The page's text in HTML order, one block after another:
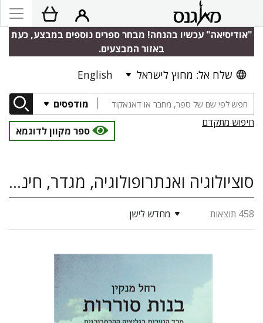
"אודיסיאה" עכשיו בהנחה! מבחר ספרים נוספים במבצע, כעת
באזור המבצעים.
שלח אל: מחוץ לישראל English
מודפסים
חיפוש מתקדם
ספר מקוון לדוגמא
סוציולוגיה ואנתרופולוגיה, מגדר, חינוך, פסיכולוגיה
458 תוצאות מחדש לישן
רחל מנקין
יפתח בריל